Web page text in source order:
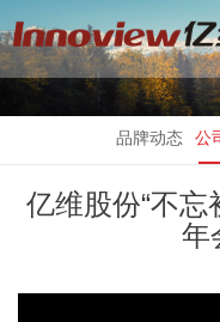
品牌动态 公
亿维股份“不忘
年